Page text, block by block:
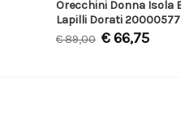
Orecchini Donna Isola
Lapilli Dorati 20000577
€89,00 €66,75